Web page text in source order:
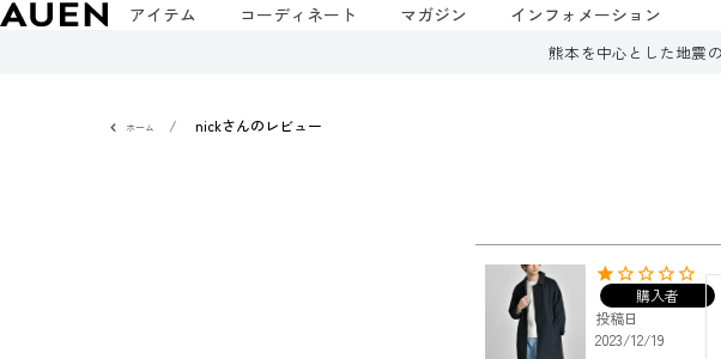
アイテム コーディネート マガジン インフォメーション
熊本を中心とした地震
ホーム nickさんのレビュー
購入者
投稿日
2023/12/19